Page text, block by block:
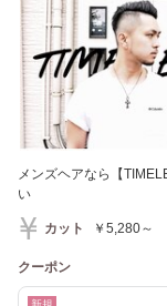
メンズヘアなら【
い
カット ￥5,280～
クーポン